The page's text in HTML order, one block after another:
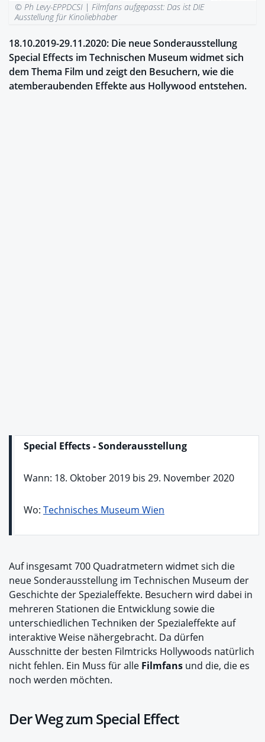
© Ph Levy-EPPDCSI |Filmfans aufgepasst: Das ist DIE
Ausstellung für Kinoliebhaber
18.10.2019-29.11.2020: Die neue Sonderausstellung
Special Effects im Technischen Museum widmet sich
dem Thema Film und zeigt den Besuchern, wie die
atemberaubenden Effekte aus Hollywood entstehen.
Special Effects - Sonderausstellung
Wann: 18. Oktober 2019 bis 29. November 2020
Wo: Technisches Museum Wien
Auf insgesamt 700 Quadratmetern widmet sich die
neue Sonderausstellung im Technischen Museum der
Geschichte der Spezialeffekte. Besuchern wird dabei in
mehreren Stationen die Entwicklung sowie die
unterschiedlichen Techniken der Spezialeffekte auf
interaktive Weise nähergebracht. Da dürfen
Ausschnitte der besten Filmtricks Hollywoods natürlich
nicht fehlen. Ein Muss für alle Filmfans und die, die es
noch werden möchten.
Der Weg zum Special Effect